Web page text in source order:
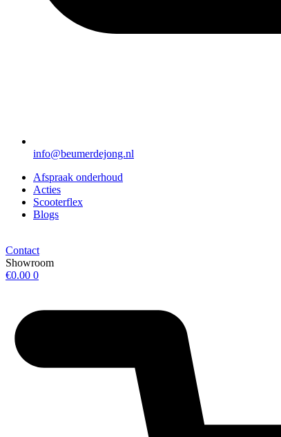
info@beumerdejong.nl
Afspraak onderhoud
Acties
Scooterflex
Blogs
Contact
Showroom
€0.00 0